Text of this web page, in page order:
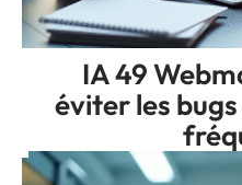
IA 49
éviter les bugs